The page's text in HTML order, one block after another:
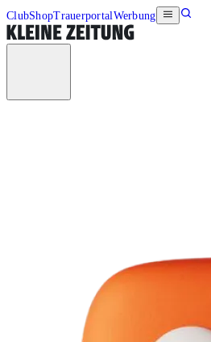
ClubShopTrauerportalWerbung